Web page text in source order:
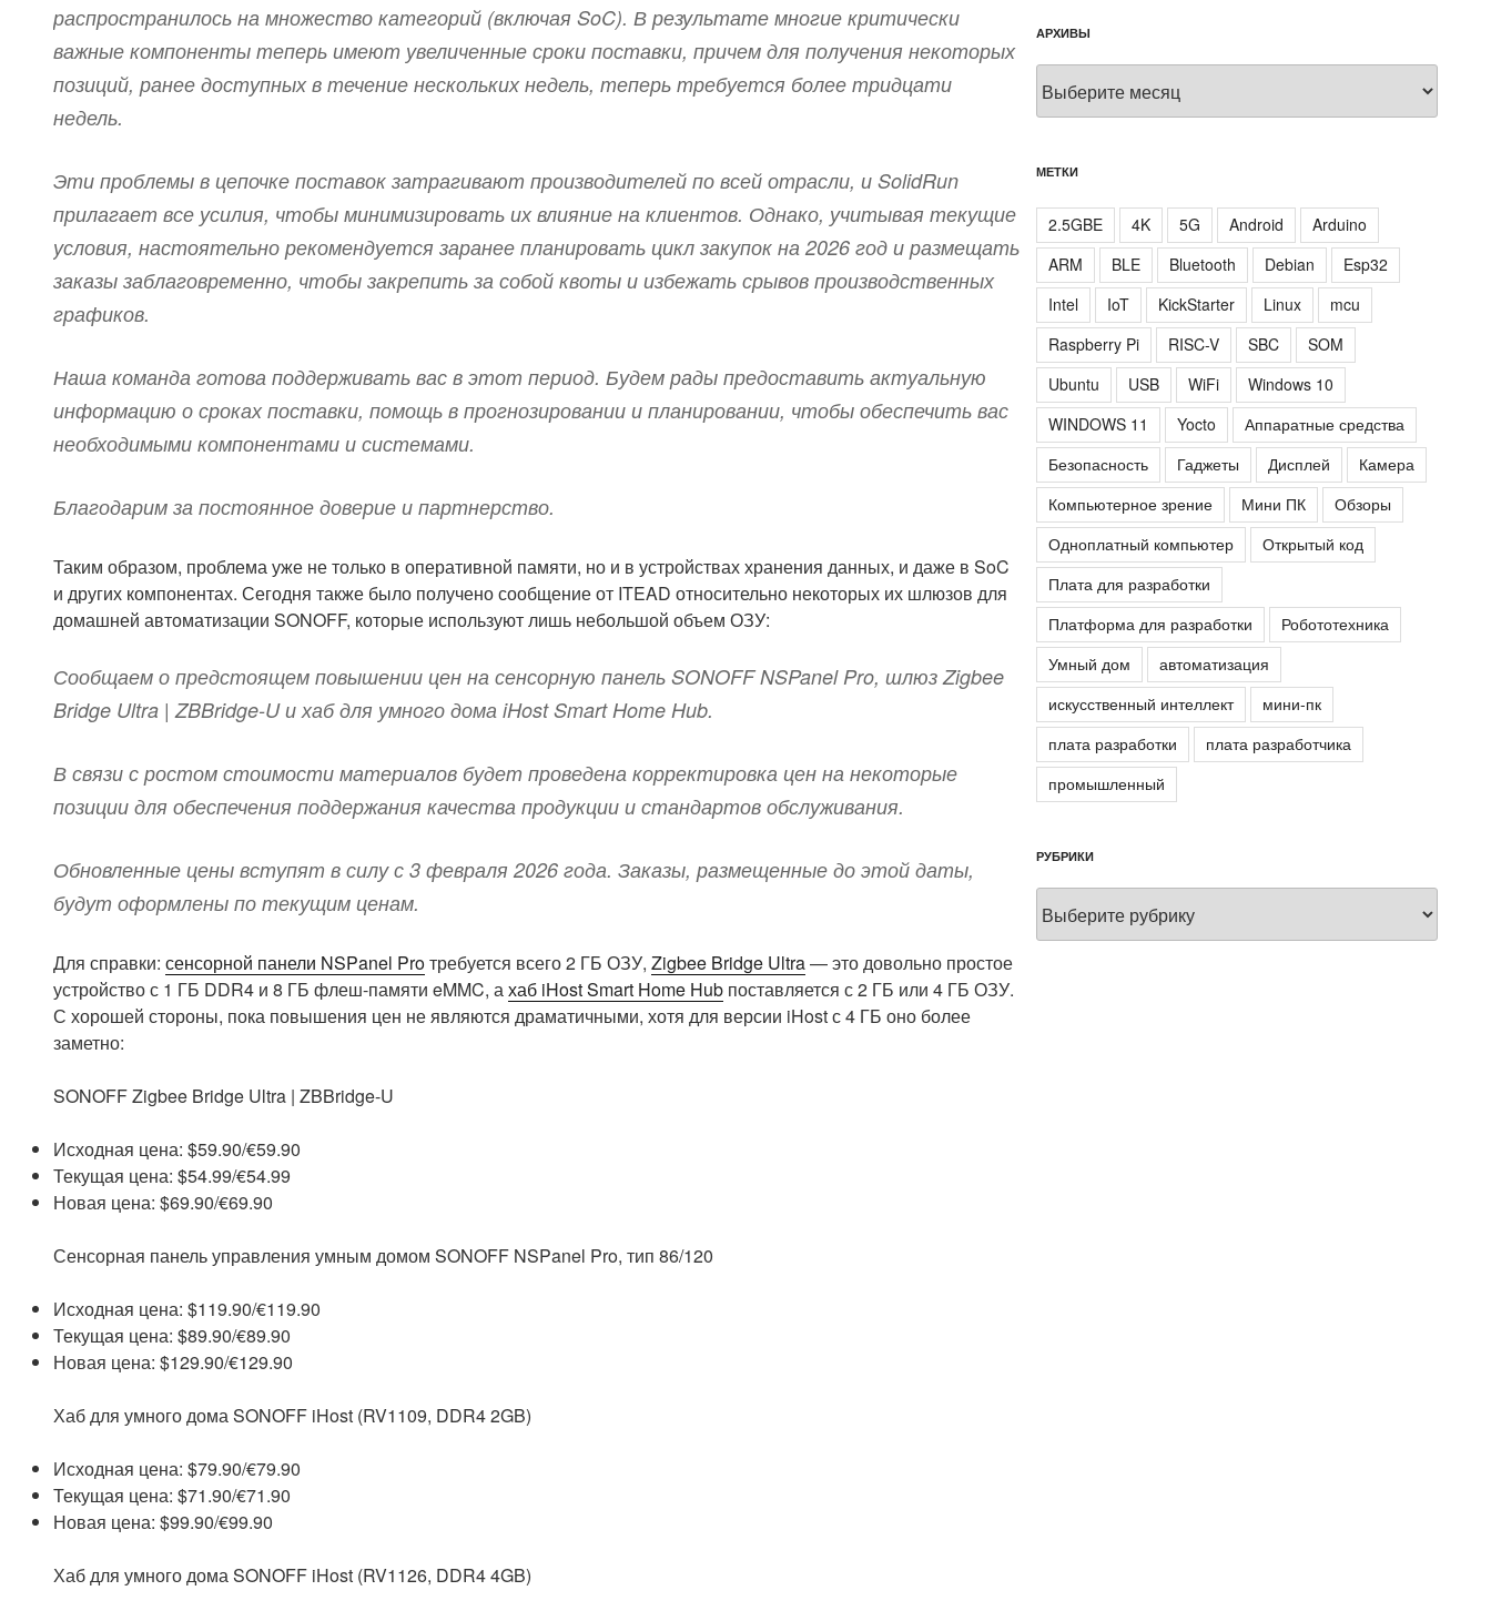
распространилось на множество категорий (включая SoC). В результате многие критически
важные компоненты теперь имеют увеличенные сроки поставки, причем для получения некоторых
позиций, ранее доступных в течение нескольких недель, теперь требуется более тридцати
недель.
Эти проблемы в цепочке поставок затрагивают производителей по всей отрасли, и SolidRun
прилагает все усилия, чтобы минимизировать их влияние на клиентов. Однако, учитывая текущие
условия, настоятельно рекомендуется заранее планировать цикл закупок на 2026 год и размещать
заказы заблаговременно, чтобы закрепить за собой квоты и избежать срывов производственных
графиков.
Наша команда готова поддерживать вас в этот период. Будем рады предоставить актуальную
информацию о сроках поставки, помощь в прогнозировании и планировании, чтобы обеспечить вас
необходимыми компонентами и системами.
Благодарим за постоянное доверие и партнерство.
Таким образом, проблема уже не только в оперативной памяти, но и в устройствах хранения данных, и даже в SoC
и других компонентах. Сегодня также было получено сообщение от ITEAD относительно некоторых их шлюзов для
домашней автоматизации SONOFF, которые используют лишь небольшой объем ОЗУ:
Сообщаем о предстоящем повышении цен на сенсорную панель SONOFF NSPanel Pro, шлюз Zigbee
Bridge Ultra | ZBBridge-U и хаб для умного дома iHost Smart Home Hub.
В связи с ростом стоимости материалов будет проведена корректировка цен на некоторые
позиции для обеспечения поддержания качества продукции и стандартов обслуживания.
Обновленные цены вступят в силу с 3 февраля 2026 года. Заказы, размещенные до этой даты,
будут оформлены по текущим ценам.
Для справки: сенсорной панели NSPanel Proтребуется всего 2 ГБ ОЗУ, Zigbee Bridge Ultra— это довольно простое
устройство с 1 ГБ DDR4 и 8 ГБ флеш-памяти eMMC, ахаб iHost Smart Home Hub поставляется с 2 ГБ или 4 ГБ ОЗУ.
С хорошей стороны, пока повышения цен не являются драматичными, хотя для версии iHost с 4 ГБ оно более
заметно:
SONOFF Zigbee Bridge Ultra | ZBBridge-U
Исходная цена: $59.90/€59.90
Текущая цена: $54.99/€54.99
Новая цена: $69.90/€69.90
Сенсорная панель управления умным домом SONOFF NSPanel Pro, тип 86/120
Исходная цена: $119.90/€119.90
Текущая цена: $89.90/€89.90
Новая цена: $129.90/€129.90
Хаб для умного дома SONOFF iHost (RV1109, DDR4 2GB)
Исходная цена: $79.90/€79.90
Текущая цена: $71.90/€71.90
Новая цена: $99.90/€99.90
Хаб для умного дома SONOFF iHost (RV1126, DDR4 4GB)
АРХИВЫ
Архивы
МЕТКИ
2.5GBE 4K 5G Android
Arduino
ARM
BLE Bluetooth Debian
Esp32
Intel
IoT KickStarter Linux
mcu
Raspberry Pi
RISC-V SBC
SOM
Ubuntu
USB WiFi
Windows 10
WINDOWS 11
Yocto
Аппаратные средства
Безопасность
Гаджеты Дисплей
Камера
Компьютерное зрение
Мини ПК
Обзоры
Одноплатный компьютер
Открытый код
Плата для разработки
Платформа для разработки
Робототехника
Умный дом
автоматизация
искусственный интеллект
мини-пк
плата разработки
плата разработчика
промышленный
РУБРИКИ
Рубрики